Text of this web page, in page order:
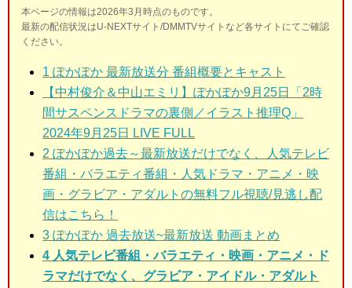
本ページの情報は2026年3月時点のものです。
最新の配信状況はU-NEXTサイト/DMMTVサイトなど各サイトにてご確認
ください。
1 ぽかぽか 最新放送分 番組概要とキャスト
【中村俊介＆中山エミリ】ぽかぽか9月25日「2時
間サスペンスドラマの裏側／イラスト推理Q」
2024年9月25日 LIVE FULL
2 ぽかぽか過去～最新放送だけでなく、人気テレビ
番組・バラエティ番組・人気ドラマ・アニメ・映
画・グラビア・アダルトの無料フル視聴/見逃し配
信はこちら！
3 ぽかぽか 過去放送~最新放送 動画まとめ
4 人気テレビ番組・バラエティ・映画・アニメ・ド
ラマだけでなく、グラビア・アイドル・アダルト